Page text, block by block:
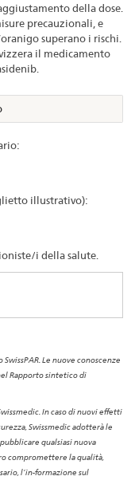
della dose.
precauzionali, e
superano i rischi.
il medicamento
illustrativo):
i della salute.
Le nuove conoscenze
Rapporto sintetico di
In caso di nuovi effetti
Swissmedic adotterà le
qualsiasi nuova
compromettere la qualità,
l’in-formazione sul